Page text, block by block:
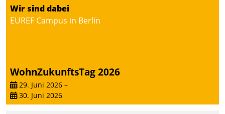
Datatrain ermöglicht
automatisiert ausgelöste,
intelligente,
datengestützte
Entscheidungen.
Wir sind dabei
EUREF Campus in Berlin
WohnZukunftsTag 2026
29. Juni 2026 –
30. Juni 2026